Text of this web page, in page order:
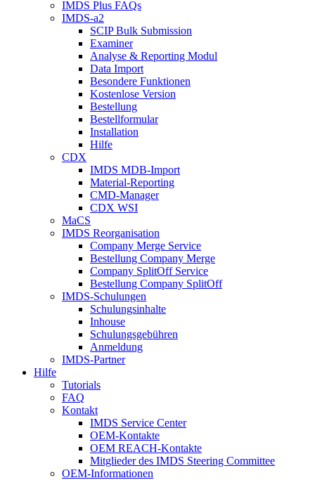
IMDS Plus FAQs
IMDS-a2
SCIP Bulk Submission
Examiner
Analyse & Reporting Modul
Data Import
Besondere Funktionen
Kostenlose Version
Bestellung
Bestellformular
Installation
Hilfe
CDX
IMDS MDB-Import
Material-Reporting
CMD-Manager
CDX WSI
MaCS
IMDS Reorganisation
Company Merge Service
Bestellung Company Merge
Company SplitOff Service
Bestellung Company SplitOff
IMDS-Schulungen
Schulungsinhalte
Inhouse
Schulungsgebühren
Anmeldung
IMDS-Partner
Hilfe
Tutorials
FAQ
Kontakt
IMDS Service Center
OEM-Kontakte
OEM REACH-Kontakte
Mitglieder des IMDS Steering Committee
OEM-Informationen